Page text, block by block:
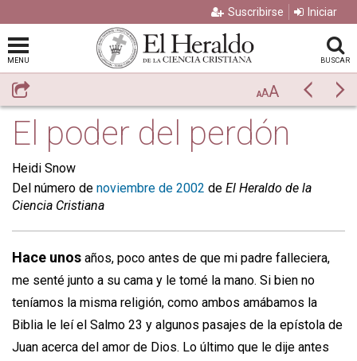
Suscribirse Iniciar
MENU BUSCAR
Compartir AAA Previo
El poder del perdón
Heidi Snow
Del número de noviembre de 2002 de El Heraldo de la
Ciencia Cristiana
Hace unos años, poco antes de que mi padre falleciera,
me senté junto a su cama y le tomé la mano. Si bien no
teníamos la misma religión, como ambos amábamos la
Biblia le leí el Salmo 23 y algunos pasajes de la epístola de
Juan acerca del amor de Dios. Lo último que le dije antes